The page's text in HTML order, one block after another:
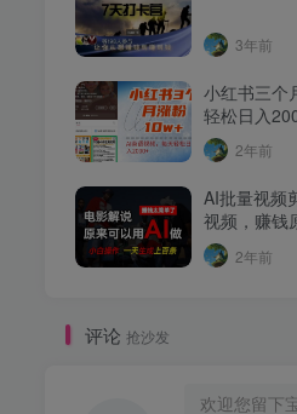
3年前
小红书三个
轻松日入
2年前
AI批量视频
视频，赚钱
2年前
评论 抢沙发